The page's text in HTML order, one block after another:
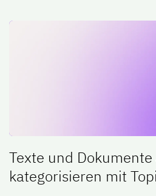
Texte und
kategorisieren mit